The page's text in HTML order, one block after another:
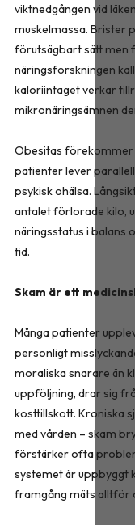
viktnedgången vid
muskelmassa. Brister
förutsägbart sätt men
näringsforskningen
kaloriintaget verkar
mikronäringsämnen
Obesitas förekommer
patienter lever
psykisk ohälsa.
antalet förlorade kilo,
näringsstatus i balans
tid.
Skam är ett
Många patienter
personligt
moraliska snarare än
uppföljning, drar sig
kosttillskott. Kroniska
med vården – skam
förstärker ofta
systemet är uppbyggt
framgång mäts alltför